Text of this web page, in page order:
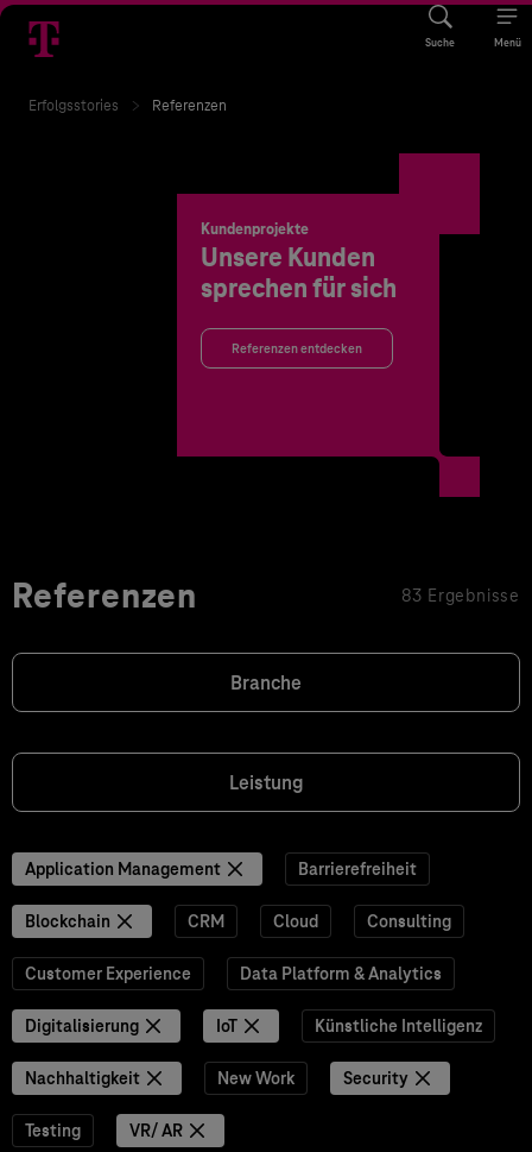
Suche Menü
Erfolgsstories Referenzen
Kundenprojekte
Unsere Kunden
sprechen für sich
Referenzen entdecken
Referenzen 83 Ergebnisse
Branche
Leistung
Application Management Barrierefreiheit
Blockchain CRM Cloud Consulting
Customer Experience Data Platform & Analytics
Digitalisierung IoT Künstliche Intelligenz
Nachhaltigkeit New Work Security
Testing VR/ AR